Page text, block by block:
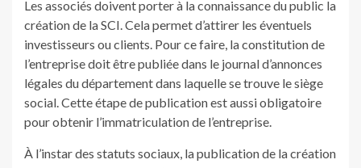
Les associés doivent porter à la connaissance du public la
création de la SCI. Cela permet d’attirer les éventuels
investisseurs ou clients. Pour ce faire, la constitution de
l’entreprise doit être publiée dans le journal d’annonces
légales du département dans laquelle se trouve le siège
social. Cette étape de publication est aussi obligatoire
pour obtenir l’immatriculation de l’entreprise.
À l’instar des statuts sociaux, la publication de la création